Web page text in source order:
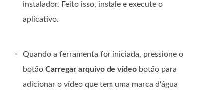
instalador. Feito isso, instale e execute o
aplicativo.
-
Quando a ferramenta for iniciada, pressione o
botão Carregar arquivo de vídeo botão para
adicionar o vídeo que tem uma marca d'água